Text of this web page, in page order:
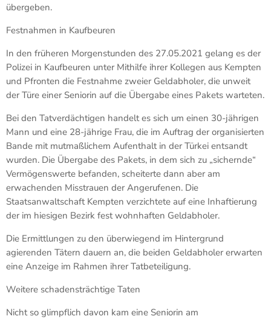
übergeben.
Festnahmen in Kaufbeuren
In den früheren Morgenstunden des 27.05.2021 gelang es der
Polizei in Kaufbeuren unter Mithilfe ihrer Kollegen aus Kempten
und Pfronten die Festnahme zweier Geldabholer, die unweit
der Türe einer Seniorin auf die Übergabe eines Pakets warteten.
Bei den Tatverdächtigen handelt es sich um einen 30-jährigen
Mann und eine 28-jährige Frau, die im Auftrag der organisierten
Bande mit mutmaßlichem Aufenthalt in der Türkei entsandt
wurden. Die Übergabe des Pakets, in dem sich zu „sichernde“
Vermögenswerte befanden, scheiterte dann aber am
erwachenden Misstrauen der Angerufenen. Die
Staatsanwaltschaft Kempten verzichtete auf eine Inhaftierung
der im hiesigen Bezirk fest wohnhaften Geldabholer.
Die Ermittlungen zu den überwiegend im Hintergrund
agierenden Tätern dauern an, die beiden Geldabholer erwarten
eine Anzeige im Rahmen ihrer Tatbeteiligung.
Weitere schadensträchtige Taten
Nicht so glimpflich davon kam eine Seniorin am